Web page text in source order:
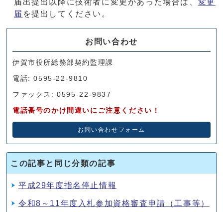
届 を提出してください。
お問い合わせ
伊賀市役所総務部契約監理課
電話: 0595-22-9810
ファックス: 0595-22-9837
電話番号のかけ間違いにご注意ください！
お問い合わせフォーム
この記事と同じ分類の記事
平成29年度指名停止情報
令和8～11年度入札参加資格審査申請（工事等）